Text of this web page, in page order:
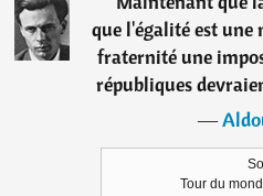
que l'égalité est une
fraternité une
républiques
―
Tour du